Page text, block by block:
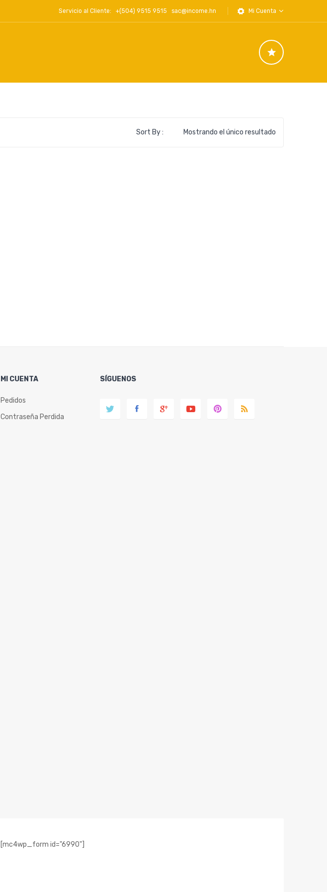
Servicio al Cliente: +(504) 9515 9515 sac@income.hn Mi Cuenta
Mostrando el único resultado
Sort By :
MI CUENTA
Pedidos
Contraseña Perdida
SÍGUENOS
[mc4wp_form id="6990"]